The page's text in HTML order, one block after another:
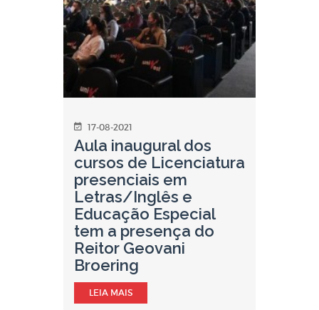
17-08-2021
Aula inaugural dos
cursos de Licenciatura
presenciais em
Letras/Inglês e
Educação Especial
tem a presença do
Reitor Geovani
Broering
LEIA MAIS